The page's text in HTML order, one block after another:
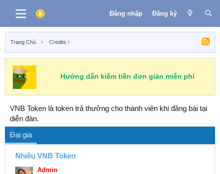
Đăng nhập Đăng ký
Trang Chủ Credits
Hướng dẫn kiếm tiền đơn giản miễn phí
VNB Token là token trả thưởng cho thành viên khi đăng bài tại
diễn đàn.
Đại gia
Nhiều VNB Token
Admin